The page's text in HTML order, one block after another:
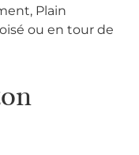
Plain
ou en tour de